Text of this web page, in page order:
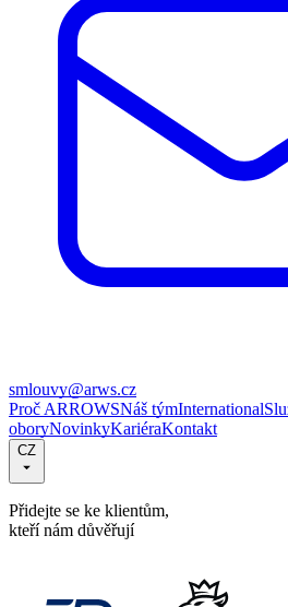
smlouvy@arws.cz
Proč ARROWSNáš týmInternational
oboryNovinkyKariéraKontakt
CZ
Přidejte se ke klientům,
kteří nám důvěřují